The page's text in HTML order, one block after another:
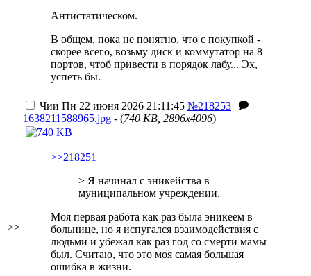
Антистатическом.
В общем, пока не понятно, что с покупкой -
скорее всего, возьму диск и коммутатор на 8
портов, чтоб привести в порядок лабу... Эх,
успеть бы.
>>
Чии Пн 22 июня 2026 21:11:45 №218253
1638211588965.jpg - (740 KB, 2896x4096)
>>218251
> Я начинал с эникейства в
муниципальном учреждении,
Моя первая работа как раз была эникеем в
больнице, но я испугался взаимодействия с
людьми и убежал как раз год со смерти мамы
был. Считаю, что это моя самая большая
ошибка в жизни.